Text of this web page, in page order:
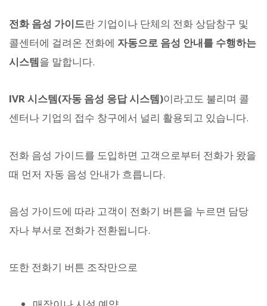
전화 음성 가이드란 기업이나 단체의 전화 상담창구 및
콜센터에 걸려온 전화에 자동으로 음성 안내를 수행하는
시스템을 말합니다.
IVR 시스템(자동 음성 응답 시스템)이라고도 불리며 콜
센터나 기업의 접수 창구에서 널리 활용되고 있습니다.
전화 음성 가이드를 도입하면 고객으로부터 전화가 왔을
때 먼저 자동 음성 안내가 흐릅니다.
음성 가이드에 따라 고객이 전화기 버튼을 누르면 담당
자나 부서로 전화가 전환됩니다.
또한 전화기 버튼 조작만으로